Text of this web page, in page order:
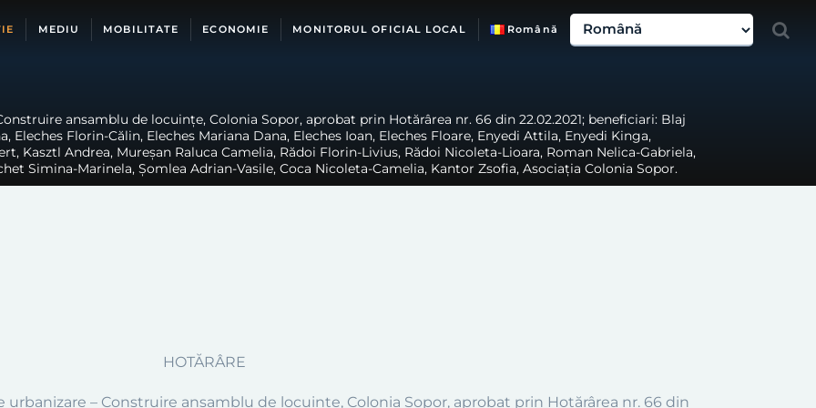
MEDIU MOBILITATE ECONOMIE MONITORUL OFICIAL LOCAL Română
ansamblu de locuințe, Colonia Sopor, aprobat prin Hotărârea nr. 66 din 22.02.2021; beneficiari: Blaj
Eleches Florin-Călin, Eleches Mariana Dana, Eleches Ioan, Eleches Floare, Enyedi Attila, Enyedi Kinga,
Kasztl Andrea, Mureșan Raluca Camelia, Rădoi Florin-Livius, Rădoi Nicoleta-Lioara, Roman Nelica-Gabriela,
Simina-Marinela, Șomlea Adrian-Vasile, Coca Nicoleta-Camelia, Kantor Zsofia, Asociația Colonia Sopor.
HOTĂRÂRE
urbanizare – Construire ansamblu de locuințe, Colonia Sopor, aprobat prin Hotărârea nr. 66 din